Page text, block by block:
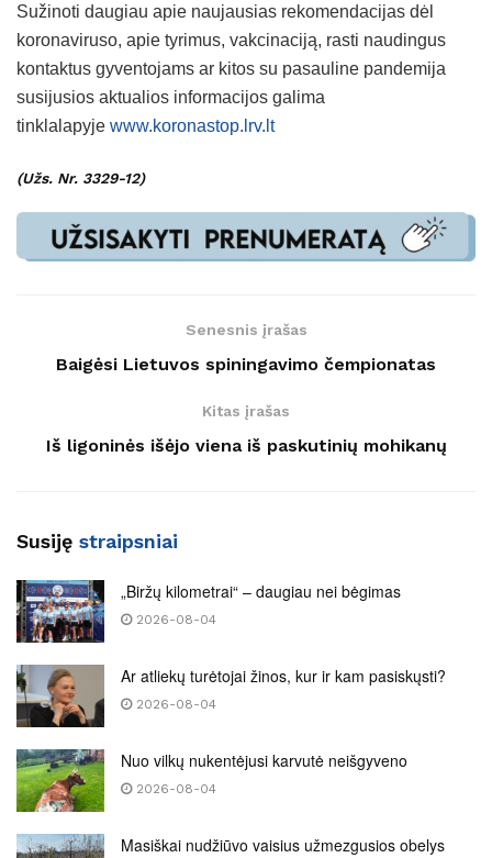
Sužinoti daugiau apie naujausias rekomendacijas dėl
koronaviruso, apie tyrimus, vakcinaciją, rasti naudingus
kontaktus gyventojams ar kitos su pasauline pandemija
susijusios aktualios informacijos galima
tinklalapyje www.koronastop.lrv.lt
(Užs. Nr. 3329-12)
Senesnis įrašas
Baigėsi Lietuvos spiningavimo čempionatas
Kitas įrašas
Iš ligoninės išėjo viena iš paskutinių mohikanų
Susiję straipsniai
„Biržų kilometrai“ – daugiau nei bėgimas
2026-08-04
Ar atliekų turėtojai žinos, kur ir kam pasiskųsti?
2026-08-04
Nuo vilkų nukentėjusi karvutė neišgyveno
2026-08-04
Masiškai nudžiūvo vaisius užmezgusios obelys